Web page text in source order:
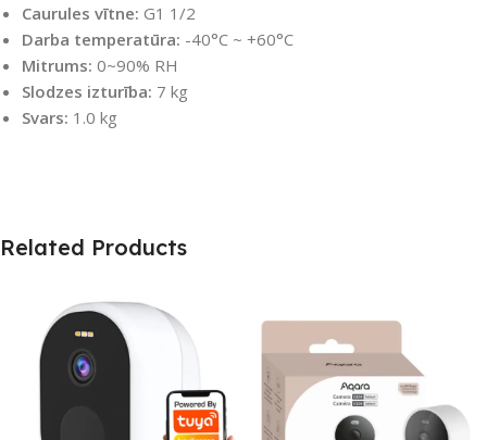
Caurules vītne: G1 1/2
Darba temperatūra: -40°C ~ +60°C
Mitrums: 0~90% RH
Slodzes izturība: 7 kg
Svars: 1.0 kg
Related Products